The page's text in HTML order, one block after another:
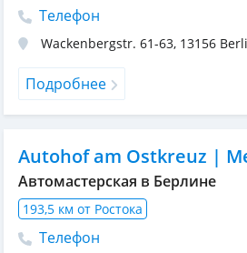
Телефон
Wackenbergstr. 61-63, 13156
Подробнее
Autohof am Ostkreuz |
Автомастерская в Берлине
193,5 км от Ростока
Телефон